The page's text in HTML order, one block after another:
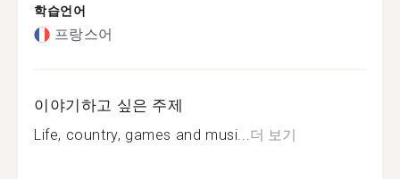
학습언어
프랑스어
이야기하고 싶은 주제
Life, country, games and musi...더 보기